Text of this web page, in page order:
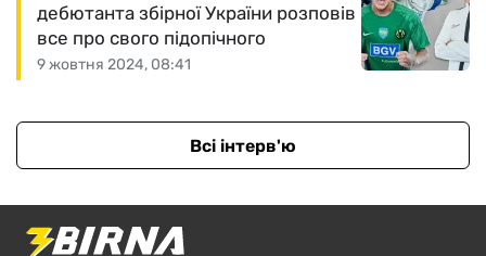
9 жовтня 2024, 08:41
дебютанта збірної України розповів
все про свого підопічного
Всі інтерв'ю